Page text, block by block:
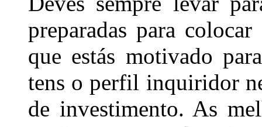
preparadas para
que estás motivado
tens o perfil inquiridor
de investimento. As